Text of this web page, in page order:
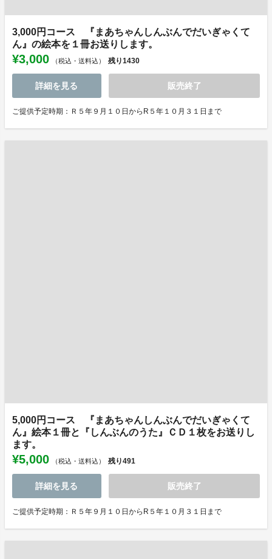
3,000円コース 『まあちゃんしんぶんでだいぎゃくて
ん』の絵本を１冊お送りします。
¥3,000 （税込・送料込） 残り1430
詳細を見る 販売終了
ご提供予定時期：Ｒ５年９月１０日からR５年１０月３１日まで
5,000円コース 『まあちゃんしんぶんでだいぎゃくて
ん』絵本１冊と『しんぶんのうた』ＣＤ１枚をお送りし
ます。
¥5,000 （税込・送料込） 残り491
詳細を見る 販売終了
ご提供予定時期：Ｒ５年９月１０日からR５年１０月３１日まで